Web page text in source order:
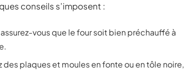
conseils s’imposent :
assurez-vous que le four soit bien préchauffé à
des plaques et moules en fonte ou en tôle noire,